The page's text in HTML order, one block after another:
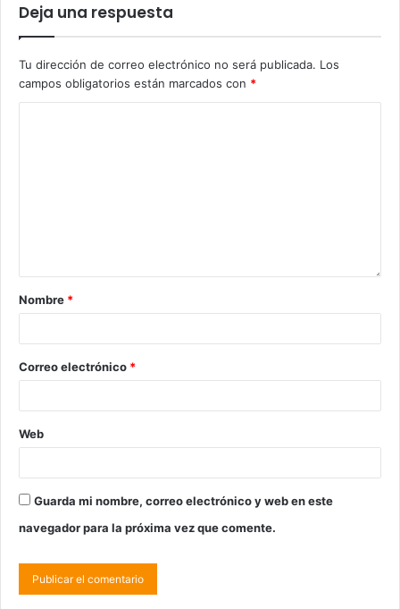
Deja una respuesta
Tu dirección de correo electrónico no será publicada. Los
campos obligatorios están marcados con *
Nombre *
Correo electrónico *
Web
Guarda mi nombre, correo electrónico y web en este
navegador para la próxima vez que comente.